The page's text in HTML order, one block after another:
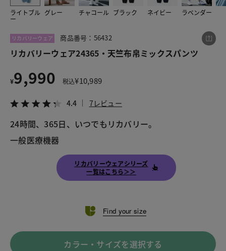
ライトブル
ー
グレー チャコール ブラック ネイビー ラベンダー
リカバリーウェア 商品番号：56432
リカバリーウェア24365・天竺布帛ミックスパンツ
¥9,990 税込¥10,989
4.4 7レビュー
24時間、365日、いつでもリカバリー。
一般医療機器
リカバリーウェアシリーズ
一覧はこちら＞＞
Find your size
カラー・サイズを選択する
この商品をシェアする
リカバリーウェア24365・天竺布帛ミックスパンツ
¥9,990 税込¥10,989
LINE X メール